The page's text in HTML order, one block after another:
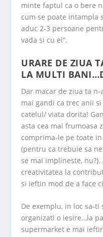
minte faptul ca o bere
cum se poate intampla
aduc 2-3 persoane
vada si cu ei”.
URARE DE ZIUA
LA MULTI
Dar macar de ziua ta
mai gandi ca trec anii
catelul/ viata dorita!
asta cea mai frumoasa
comprima-le pe toate
(pentru ca trebuie sa
se mai implineste,
creativitatea la
si ieftin mod de a face
De exemplu, in loc sa-
organizati o iesire…la
supermarket e mai